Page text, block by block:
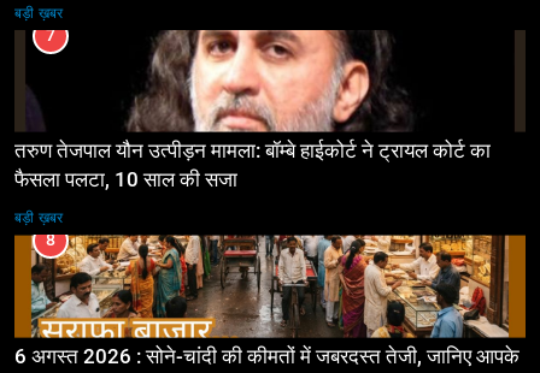
बड़ी ख़बर
7
तरुण तेजपाल यौन उत्पीड़न मामला: बॉम्बे हाईकोर्ट ने ट्रायल कोर्ट का
फैसला पलटा, 10 साल की सजा
बड़ी ख़बर
8
6 अगस्त 2026 : सोने-चांदी की कीमतों में जबरदस्त तेजी, जानिए आपके